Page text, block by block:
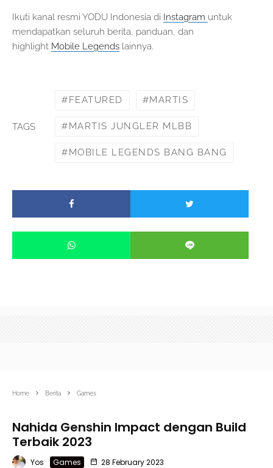
Ikuti kanal resmi YODU Indonesia di Instagram untuk
mendapatkan seluruh berita, panduan, dan
highlight Mobile Legends lainnya.
TAGS
FEATURED MARTIS
MARTIS JUNGLER MLBB
MOBILE LEGENDS BANG BANG
Home Berita Games
Nahida Genshin Impact dengan Build
Terbaik 2023
Yos Games 28 February 2023